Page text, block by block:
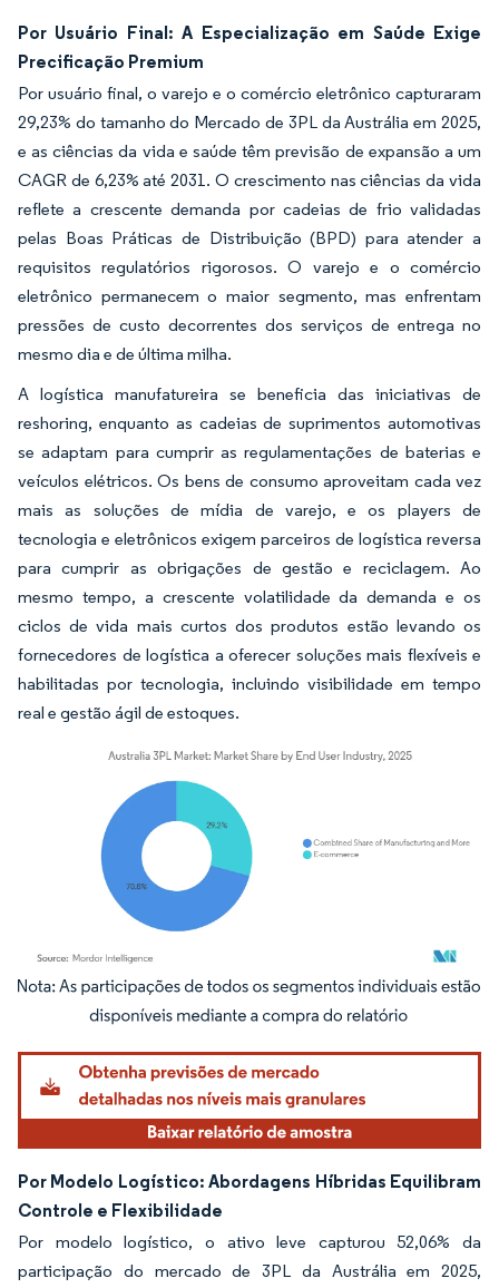
Por Usuário Final: A Especialização em Saúde Exige
Precificação Premium
Por usuário final, o varejo e o comércio eletrônico capturaram
29,23% do tamanho do Mercado de 3PL da Austrália em 2025,
e as ciências da vida e saúde têm previsão de expansão a um
CAGR de 6,23% até 2031. O crescimento nas ciências da vida
reflete a crescente demanda por cadeias de frio validadas
pelas Boas Práticas de Distribuição (BPD) para atender a
requisitos regulatórios rigorosos. O varejo e o comércio
eletrônico permanecem o maior segmento, mas enfrentam
pressões de custo decorrentes dos serviços de entrega no
mesmo dia e de última milha.
A logística manufatureira se beneficia das iniciativas de
reshoring, enquanto as cadeias de suprimentos automotivas
se adaptam para cumprir as regulamentações de baterias e
veículos elétricos. Os bens de consumo aproveitam cada vez
mais as soluções de mídia de varejo, e os players de
tecnologia e eletrônicos exigem parceiros de logística reversa
para cumprir as obrigações de gestão e reciclagem. Ao
mesmo tempo, a crescente volatilidade da demanda e os
ciclos de vida mais curtos dos produtos estão levando os
fornecedores de logística a oferecer soluções mais flexíveis e
habilitadas por tecnologia, incluindo visibilidade em tempo
real e gestão ágil de estoques.
Imagem © Mordor Intelligence. O reuso requer atribuição conforme CC BY 4.0.
Por Modelo Logístico: Abordagens Híbridas Equilibram
Controle e Flexibilidade
Por modelo logístico, o ativo leve capturou 52,06% da
participação do mercado de 3PL da Austrália em 2025,